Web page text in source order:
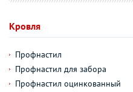
Кровля
Профнастил
Профнастил для забора
Профнастил оцинкованный